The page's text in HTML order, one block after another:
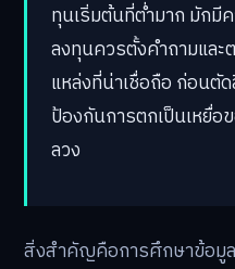
ทุนเริ่มต้นที่ต่ำมาก มักมี
ลงทุนควรตั้งคำถามแล
แหล่งที่น่าเชื่อถือ ก่อนตั
ป้องกันการตกเป็นเหยื่
ลวง
สิ่งสำคัญคือการศึกษาข้อมูล